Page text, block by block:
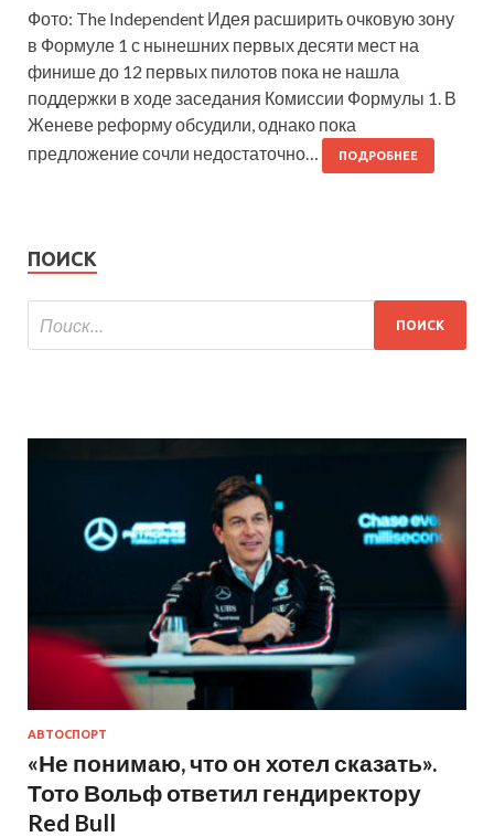
Фото: The Independent Идея расширить очковую зону
в Формуле 1 с нынешних первых десяти мест на
финише до 12 первых пилотов пока не нашла
поддержки в ходе заседания Комиссии Формулы 1. В
Женеве реформу обсудили, однако пока
предложение сочли недостаточно…
ПОДРОБНЕЕ
ПОИСК
АВТОСПОРТ
«Не понимаю, что он хотел сказать».
Тото Вольф ответил гендиректору
Red Bull